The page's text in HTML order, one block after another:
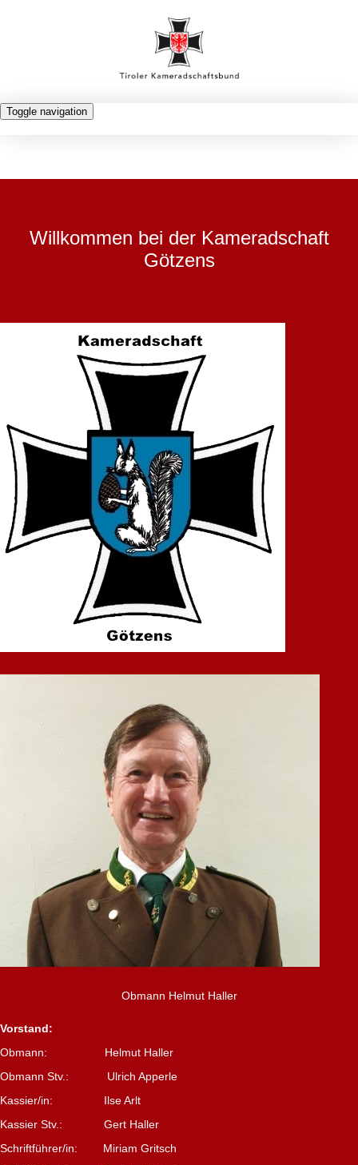
Toggle navigation
Willkommen bei der Kameradschaft
Götzens
Obmann Helmut Haller
Vorstand:
Obmann: Helmut Haller
Obmann Stv.: Ulrich Apperle
Kassier/in: Ilse Arlt
Kassier Stv.: Gert Haller
Schriftführer/in: Miriam Gritsch